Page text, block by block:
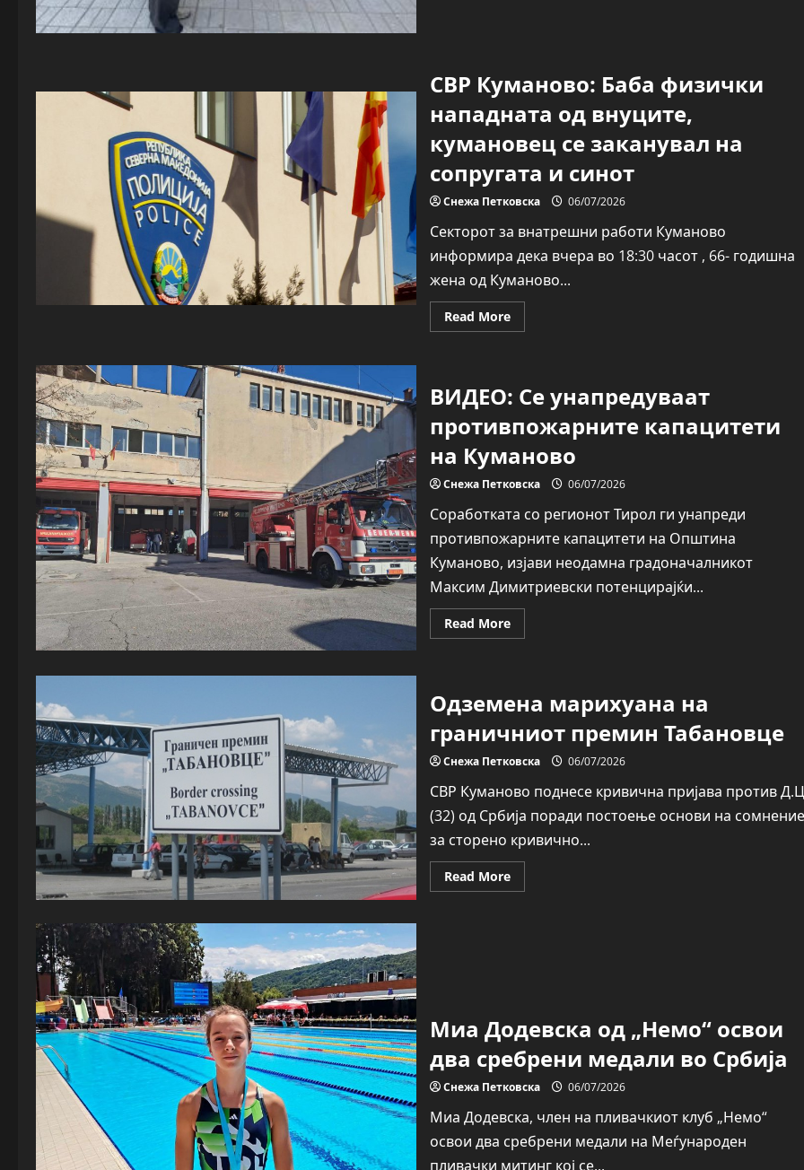
од
пожари
СВР Куманово: Баба физички
нападната од внуците,
кумановец се заканувал на
сопругата и синот
Снежа Петковска 06/07/2026
Секторот за внатрешни работи Куманово
информира дека вчера во 18:30 часот , 66- годишна
жена од Куманово...
Read MoreRead
more
физички
нападната
внуците,
кумановец
се
заканувал
на
сопругата
синот
ВИДЕО: Се унапредуваат
противпожарните капацитети
на Куманово
Снежа Петковска 06/07/2026
Соработката со регионот Тирол ги унапреди
противпожарните капацитети на Општина
Куманово, изјави неодамна градоначалникот
Максим Димитриевски потенцирајќи...
Read MoreRead
more
противпожарните
капацитети
Куманово
Одземена марихуана на
граничниот премин Табановце
Снежа Петковска 06/07/2026
СВР Куманово поднесе кривична пријава против
(32) од Србија поради постоење основи на сомнение
за сторено кривично...
Read MoreRead
more
Миа Додевска од „Немо“ освои
два сребрени медали во Србија
Снежа Петковска 06/07/2026
Миа Додевска, член на пливачкиот клуб „Немо“
освои два сребрени медали на Меѓународен
пливачки митинг кој се...